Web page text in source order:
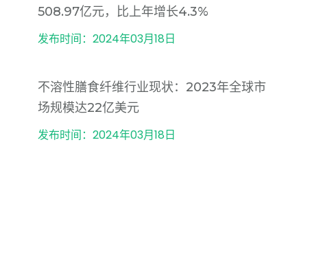
508.97亿元，比上年增长4.3%
发布时间：2024年03月18日
不溶性膳食纤维行业现状：2023年全球市
场规模达22亿美元
发布时间：2024年03月18日